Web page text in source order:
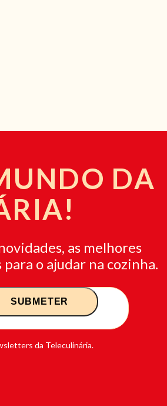
DA
as melhores
o ajudar na cozinha.
da Teleculinária.